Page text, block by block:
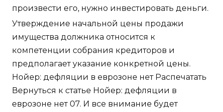
произвести его, нужно инвестировать деньги.
Утверждение начальной цены продажи
имущества должника относится к
компетенции собрания кредиторов и
предполагает указание конкретной цены.
Нойер: дефляции в еврозоне нет Распечатать
Вернуться к статье Нойер: дефляции в
еврозоне нет 07. И все внимание будет